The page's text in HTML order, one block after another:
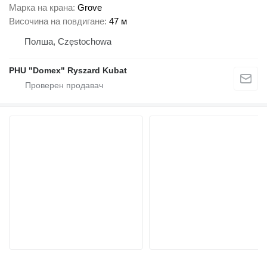
Марка на крана Grove
Височина на повдигане 47 м
Полша, Częstochowa
PHU "Domex" Ryszard Kubat